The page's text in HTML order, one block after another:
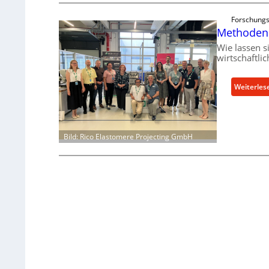
Bild: Rico Elastomere Projecting GmbH
Wie lassen